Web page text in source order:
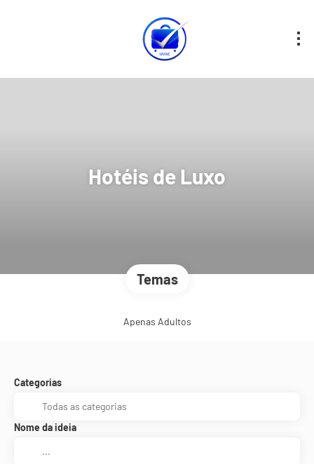
Hotéis de Luxo
Temas
Apenas Adultos
Categorias
Nome da ideia